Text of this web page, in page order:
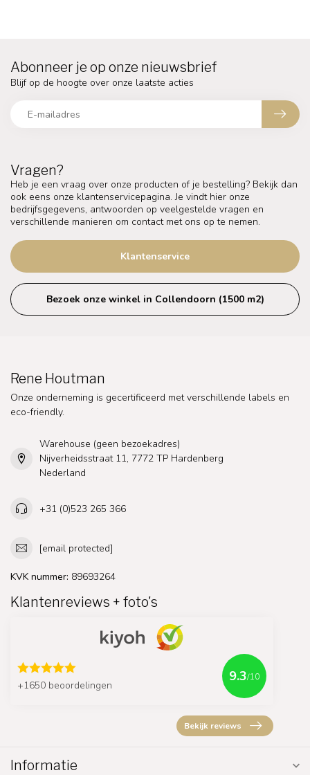
Vragen?
Heb je een vraag over onze producten of je bestelling? Bekijk dan
ook eens onze klantenservicepagina. Je vindt hier onze
bedrijfsgegevens, antwoorden op veelgestelde vragen en
verschillende manieren om contact met ons op te nemen.
Klantenservice
Bezoek onze winkel in Collendoorn (1500 m2)
Abonneer je op onze nieuwsbrief
Blijf op de hoogte over onze laatste acties
Rene Houtman
Onze onderneming is gecertificeerd met verschillende labels en
eco-friendly.
Warehouse (geen bezoekadres)
Nijverheidsstraat 11, 7772 TP Hardenberg
Nederland
+31 (0)523 265 366
[email protected]
KVK nummer: 89693264
Klantenreviews + foto's
+1650 beoordelingen
9.3/10
Bekijk reviews
Informatie